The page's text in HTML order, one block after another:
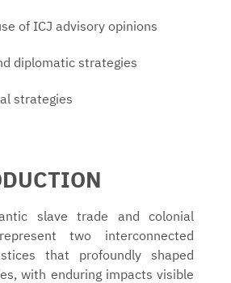
of ICJ advisory opinions
diplomatic strategies
strategies
slave trade and colonial
two interconnected
that profoundly shaped
with enduring impacts visible